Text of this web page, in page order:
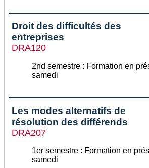
Droit des difficultés des
entreprises
DRA120
2nd semestre : Formation en
samedi
Les modes alternatifs de
résolution des différends
DRA207
1er semestre : Formation en
samedi